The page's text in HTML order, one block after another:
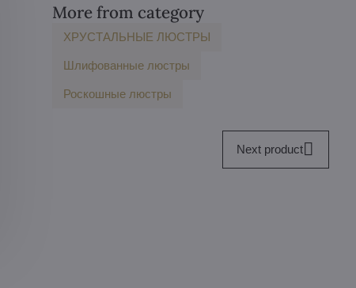
More from category
ХРУСТАЛЬНЫЕ ЛЮСТРЫ
Шлифованные люстры
Роскошные люстры
Next product